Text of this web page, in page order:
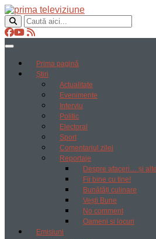
Prima pagină
Știri
Actualitate
Evenimente
Interviu
Politic
Electoral
Sport
Comentariul zilei
Reportaje
Despre afaceri… și
Fii bine cu tine!
Bunătăți culinare
Vești Bune
No comment
Oameni si locuri
Emisiuni